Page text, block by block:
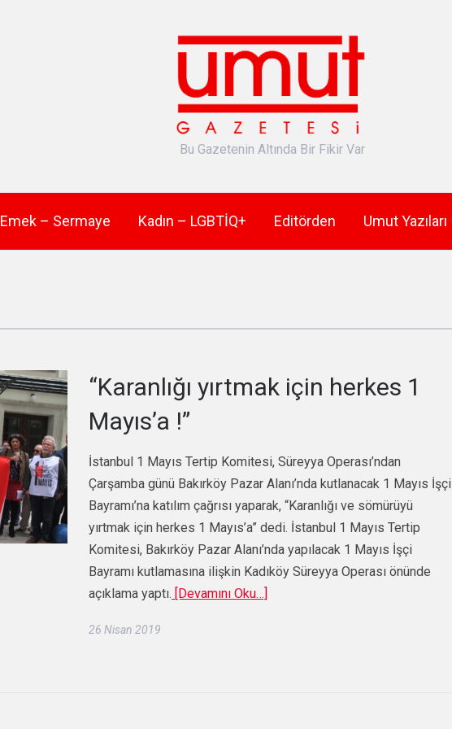
Bu Gazetenin Altında Bir Fikir Var
Emek – Sermaye Kadın – LGBTİQ+ Editörden Umut Yazıları
“Karanlığı yırtmak için herkes 1
Mayıs’a !”
İstanbul 1 Mayıs Tertip Komitesi, Süreyya Operası’ndan
Çarşamba günü Bakırköy Pazar Alanı’nda kutlanacak 1 Mayıs İşçi
Bayramı’na katılım çağrısı yaparak, “Karanlığı ve sömürüyü
yırtmak için herkes 1 Mayıs’a” dedi. İstanbul 1 Mayıs Tertip
Komitesi, Bakırköy Pazar Alanı’nda yapılacak 1 Mayıs İşçi
Bayramı kutlamasına ilişkin Kadıköy Süreyya Operası önünde
açıklama yaptı. [Devamını Oku…]
26 Nisan 2019